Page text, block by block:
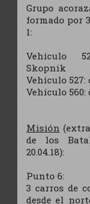
Grupo
formado por
1:
Vehículo
Skopnik
Vehículo
Vehículo
Misión
de los
20.04.18):
Punto 6:
3 carros de
desde el